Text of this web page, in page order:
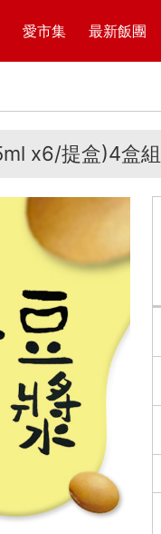
愛市集 最新飯團
x6/提盒)4盒組